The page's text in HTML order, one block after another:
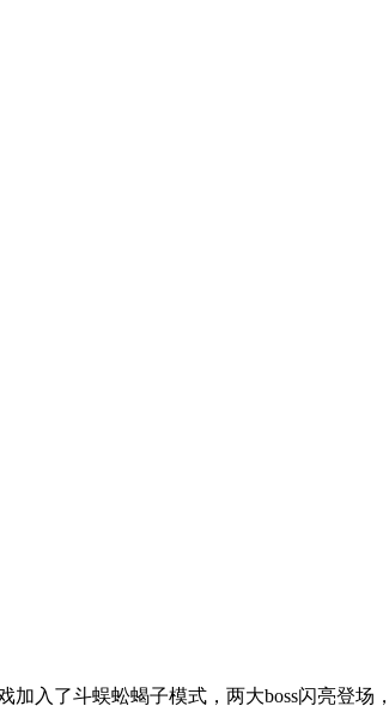
加入了斗蜈蚣蝎子模式，两大boss闪亮登